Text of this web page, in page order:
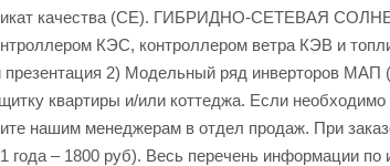
качества (СЕ). ГИБРИДНО-СЕТЕВАЯ
КЭС, контроллером ветра КЭВ и
презентация 2) Модельный ряд инверторов
квартиры и/или коттеджа. Если
нашим менеджерам в отдел продаж. При
года – 1800 руб). Весь перечень информации